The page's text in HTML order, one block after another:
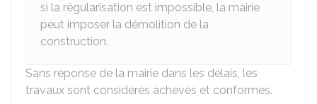
si la régularisation est impossible, la mairie
peut imposer la démolition de la
construction.
Sans réponse de la mairie dans les délais, les
travaux sont considérés achevés et conformes.